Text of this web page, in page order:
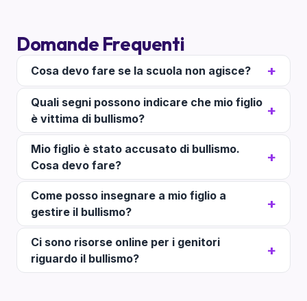
Domande Frequenti
Cosa devo fare se la scuola non agisce?
Quali segni possono indicare che mio figlio
è vittima di bullismo?
Mio figlio è stato accusato di bullismo.
Cosa devo fare?
Come posso insegnare a mio figlio a
gestire il bullismo?
Ci sono risorse online per i genitori
riguardo il bullismo?